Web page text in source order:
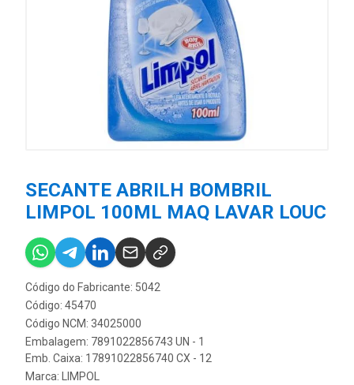
SECANTE ABRILH BOMBRIL
LIMPOL 100ML MAQ LAVAR LOUC
Código do Fabricante: 5042
Código: 45470
Código NCM: 34025000
Embalagem: 7891022856743 UN - 1
Emb. Caixa: 17891022856740 CX - 12
Marca:
LIMPOL